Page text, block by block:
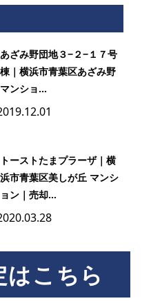
あざみ野団地３−２−１７号
棟｜横浜市青葉区あざみ野
マンショ...
トーストたまプラーザ｜横
浜市青葉区美しが丘 マンシ
ョン｜売却...
はこちら